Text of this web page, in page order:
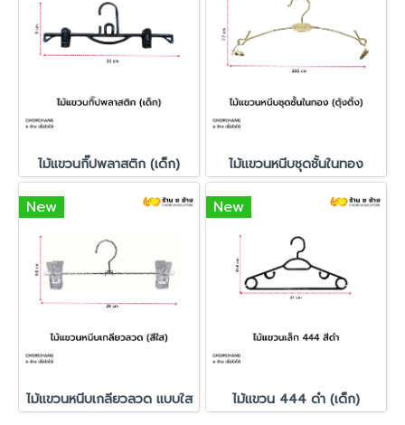
ไม้แขวนกิ๊ปพลาสติก (เด็ก) ไม้แขวนหนีบชุดชั้นในทอง
New
ไม้แขวนหนีบเกลียวลวด แบบใส
New
ไม้แขวน 444 ดำ (เด็ก)